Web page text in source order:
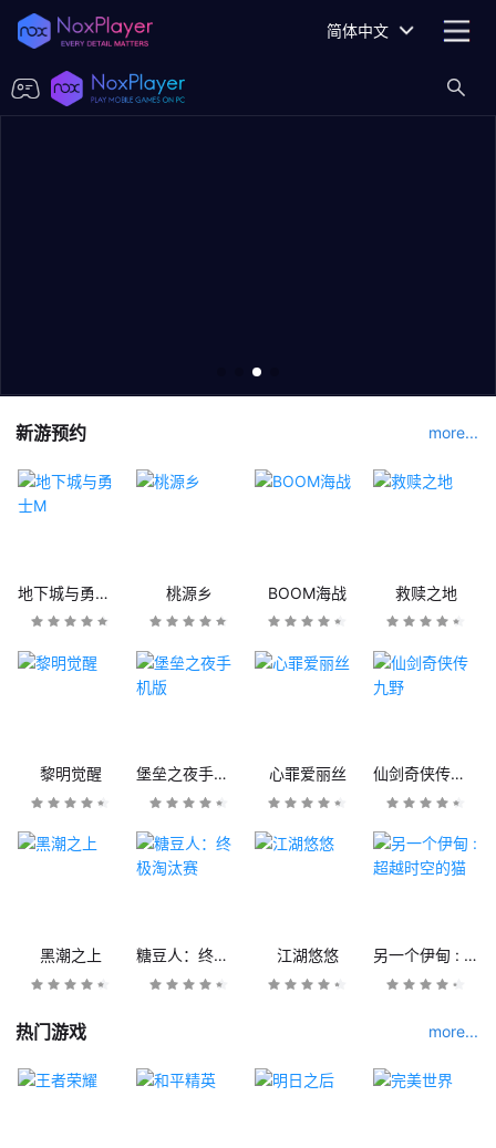
简体中文
新游预约 more...
地下城与勇士M 桃源乡 BOOM海战 救赎之地
黎明觉醒 堡垒之夜手机版 心罪爱丽丝 仙剑奇侠传九野
黑潮之上 糖豆人：终极淘汰赛 江湖悠悠 另一个伊甸 : 超越时空的猫
热门游戏 more...